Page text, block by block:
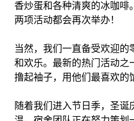
香炒蛋和各种清爽的冰咖啡
两项活动都会再次举办！
当然，我们一直备受欢迎
和欢乐。最新的热门活动之
撸起袖子，用他们最喜欢的
随着我们进入节日季，圣